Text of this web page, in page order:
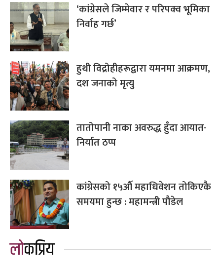
‘कांग्रेसले जिम्मेवार र परिपक्व भूमिका
निर्वाह गर्छ’
हुथी विद्रोहीहरूद्वारा यमनमा आक्रमण,
दश जनाको मृत्यु
तातोपानी नाका अवरुद्ध हुँदा आयात-
निर्यात ठप्प
कांग्रेसको १५औँ महाधिवेशन तोकिएकै
समयमा हुन्छ : महामन्त्री पौडेल
लोकप्रिय